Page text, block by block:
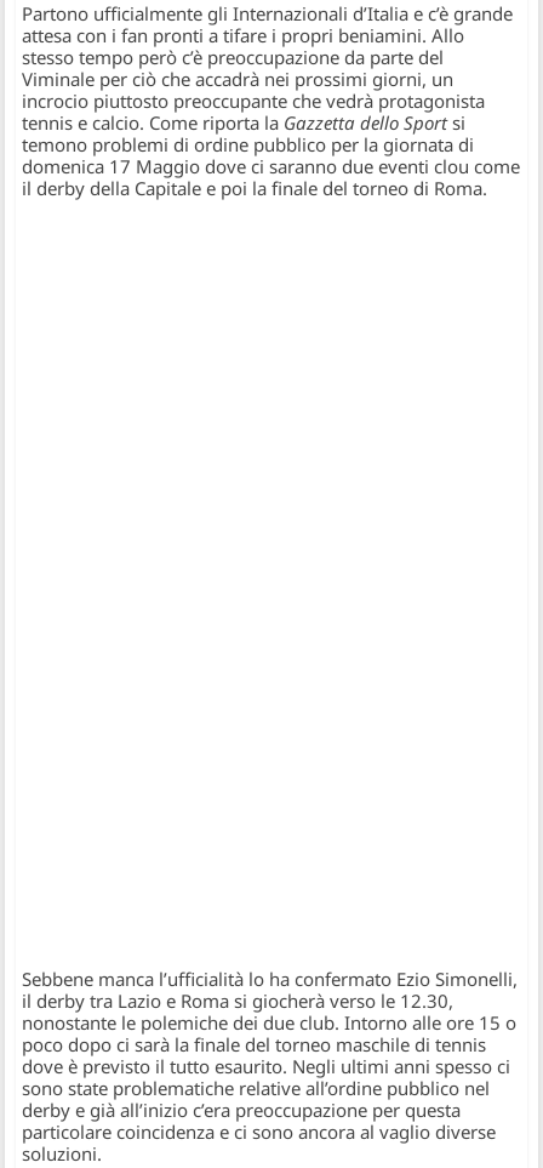
Partono ufficialmente gli Internazionali d’Italia e c’è grande
attesa con i fan pronti a tifare i propri beniamini. Allo
stesso tempo però c’è preoccupazione da parte del
Viminale per ciò che accadrà nei prossimi giorni, un
incrocio piuttosto preoccupante che vedrà protagonista
tennis e calcio. Come riporta la Gazzetta dello Sportsi
temono problemi di ordine pubblico per la giornata di
domenica 17 Maggio dove ci saranno due eventi clou come
il derby della Capitale e poi la finale del torneo di Roma.
Sebbene manca l’ufficialità lo ha confermato Ezio Simonelli,
il derby tra Lazio e Roma si giocherà verso le 12.30,
nonostante le polemiche dei due club. Intorno alle ore 15 o
poco dopo ci sarà la finale del torneo maschile di tennis
dove è previsto il tutto esaurito. Negli ultimi anni spesso ci
sono state problematiche relative all’ordine pubblico nel
derby e già all’inizio c’era preoccupazione per questa
particolare coincidenza e ci sono ancora al vaglio diverse
soluzioni.